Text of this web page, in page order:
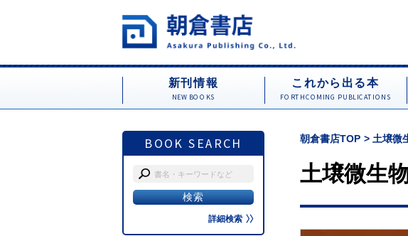
新刊情報
NEW BOOKS
これから出る本
FORTHCOMING PUBLICATIONS
BOOK SEARCH
詳細検索
朝倉書店TOP 土壌微
土壌微生